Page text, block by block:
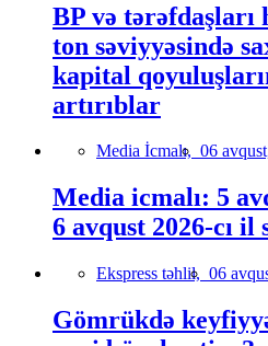
BP və tərəfdaşları
ton səviyyəsində
kapital
artırıblar
Media İcmalı, 06
Media icmalı: 5
6 avqust 2026-cı il
Ekspress təhlil, 06
Gömrükdə